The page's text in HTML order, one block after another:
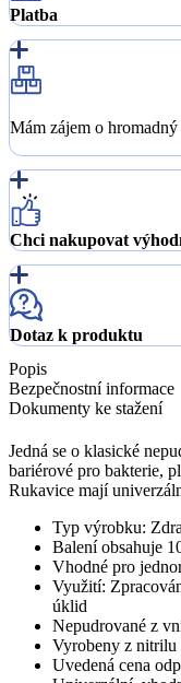
Platba
Mám zájem o hromadný
Chci nakupovat
Dotaz k produktu
Popis
Bezpečnostní informace
Dokumenty ke stažení
Jedná se o klasické
bariérové pro bakterie,
Rukavice mají
Typ výrobku:
Balení obsahuje
Vhodné pro
Využití:
úklid
Nepudrované z
Vyrobeny z nitrilu
Uvedená cena